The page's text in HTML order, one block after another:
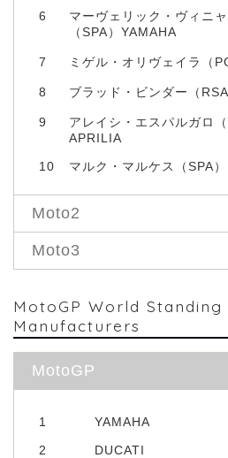
6
マーヴェリック・ヴィニ
（SPA）YAMAHA
7 ミゲル・オリヴェイラ（
8 ブラッド・ビンダー（
9
アレイシ・エスパルガロ（
APRILIA
10 マルク・マルケス（SPA
Moto2
Moto3
MotoGP World Standing
Manufacturers
MotoGP
1 YAMAHA
2
DUCATI